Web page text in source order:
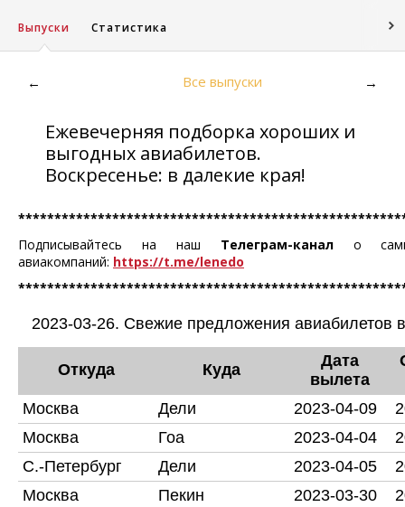
Выпуски Статистика
← Все выпуски →
Ежевечерняя подборка хороших и
выгодных авиабилетов.
Воскресенье: в далекие края!
Подписывайтесь на наш Телеграм-канало самых
авиакомпаний: https://t.me/lenedo
2023-03-26. Свежие предложения авиабилетов
Откуда Куда
Дата
вылета
Москва Дели 2023-04-09
Москва
Гоа 2023-04-04
С.-Петербург
Дели 2023-04-05
Москва
Пекин 2023-03-30